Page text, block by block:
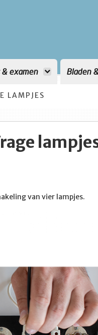
& examen Bladen
LAMPJES
van vier lampjes.